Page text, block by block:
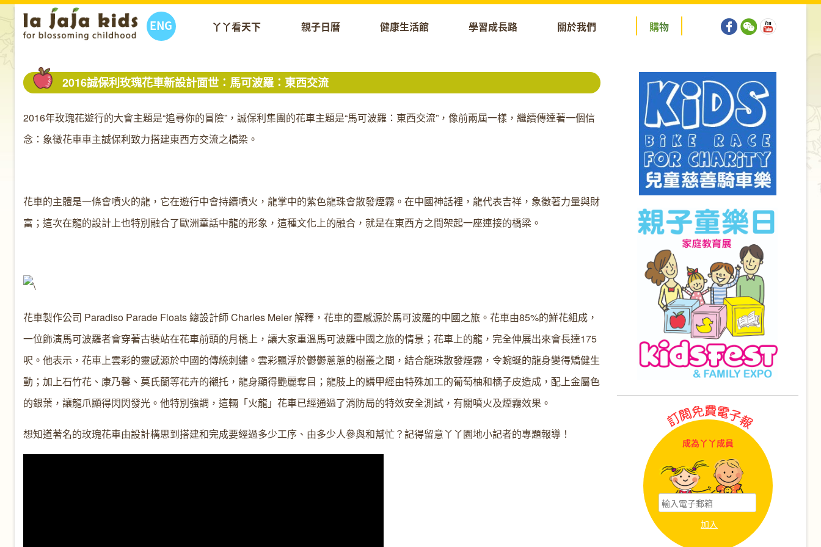
ENG 丫丫看天下 親子日曆 健康生活館 學習成長路 關於我們 購物
2016誠保利玫瑰花車新設計面世：馬可波羅：東西交流
2016年玫瑰花遊行的大會主題是“追尋你的冒險”，誠保利集團的花車主題是“馬可波羅：東西交流”，像前兩屆一樣，繼續傳達著一個信
念：象徵花車車主誠保利致力搭建東西方交流之橋梁。
花車的主體是一條會噴火的龍，它在遊行中會持續噴火，龍掌中的紫色龍珠會散發煙霧。在中國神話裡，龍代表吉祥，象徵著力量與財
富；這次在龍的設計上也特別融合了歐洲童話中龍的形象，這種文化上的融合，就是在東西方之間架起一座連接的橋梁。
花車製作公司 Paradiso Parade Floats 總設計師 Charles Meier 解釋，花車的靈感源於馬可波羅的中國之旅。花車由85%的鮮花組成，
一位飾演馬可波羅者會穿著古裝站在花車前頭的月橋上，讓大家重溫馬可波羅中國之旅的情景；花車上的龍，完全伸展出來會長達175
呎。他表示，花車上雲彩的靈感源於中國的傳統刺繡。雲彩飄浮於鬱鬱蔥蔥的樹叢之間，結合龍珠散發煙霧，令蜿蜒的龍身變得矯健生
動；加上石竹花、康乃馨、莫氏蘭等花卉的襯托，龍身顯得艷麗奪目；龍肢上的鱗甲經由特殊加工的葡萄柚和橘子皮造成，配上金屬色
的銀葉，讓龍爪顯得閃閃發光。他特別強調，這輛「火龍」花車已經通過了消防局的特效安全測試，有關噴火及煙霧效果。
想知道著名的玫瑰花車由設計構思到搭建和完成要經過多少工序、由多少人參與和幫忙？記得留意丫丫園地小記者的專題報導！
成為丫丫成員